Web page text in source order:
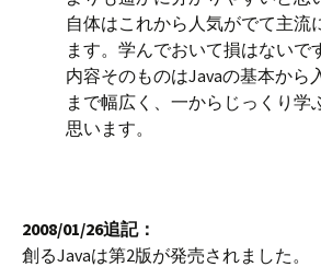
自体はこれから人気がでて主流
ます。学んでおいて損はないで
内容そのものはJavaの基本から
まで幅広く、一からじっくり学
思います。
2008/01/26追記：
創るJavaは第2版が発売されました。